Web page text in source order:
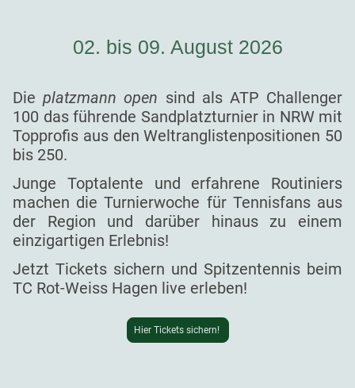
02. bis 09. August 2026
Dieplatzmann open sind als ATP Challenger
100 das führende Sandplatzturnier in NRW mit
Topprofis aus den Weltranglistenpositionen 50
bis 250.
Junge Toptalente und erfahrene Routiniers
machen die Turnierwoche für Tennisfans aus
der Region und darüber hinaus zu einem
einzigartigen Erlebnis!
Jetzt Tickets sichern und Spitzentennis beim
TC Rot-Weiss Hagen live erleben!
Hier Tickets sichern!